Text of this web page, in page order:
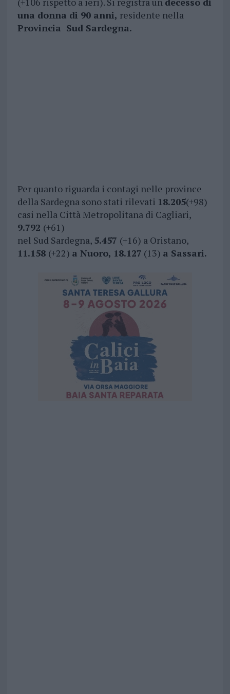
una donna di 90 anni, residente nella
Provincia Sud Sardegna.
Per quanto riguarda i contagi nelle province
della Sardegna sono stati rilevati 18.205(+98)
casi nella Città Metropolitana di Cagliari,
9.792 (+61)
nel Sud Sardegna, 5.457 (+16) a Oristano,
11.158 (+22) a Nuoro, 18.127 (13) a Sassari.